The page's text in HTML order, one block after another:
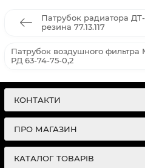
Патрубок радиатора
резина 77.13.117
Патрубок воздушного фильтра
РД 63-74-75-0,2
КОНТАКТИ
ПРО МАГАЗИН
КАТАЛОГ ТОВАРІВ